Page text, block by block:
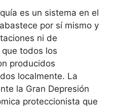
es un sistema en el
por sí mismo y
ni de
todos los
producidos
localmente. La
la Gran Depresión
proteccionista que